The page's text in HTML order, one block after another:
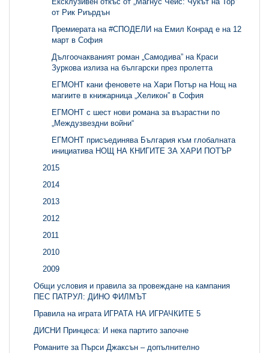
от Рик Риърдън
Премиерата на #СПОДЕЛИ на Емил Конрад е на 12
март в София
Дългоочакваният роман „Самодива” на Краси
Зуркова излиза на български през пролетта
ЕГМОНТ кани феновете на Хари Потър на Нощ на
магиите в книжарница „Хеликон” в София
ЕГМОНТ с шест нови романа за възрастни по
„Междузвездни войни“
ЕГМОНТ присъединява България към глобалната
инициатива НОЩ НА КНИГИТЕ ЗА ХАРИ ПОТЪР
2015
2014
2013
2012
2011
2010
2009
Общи условия и правила за провеждане на кампания
ПЕС ПАТРУЛ: ДИНО ФИЛМЪТ
Правила на играта ИГРАТА НА ИГРАЧКИТЕ 5
ДИСНИ Принцеса: И нека партито започне
Романите за Пърси Джаксън – допълнително